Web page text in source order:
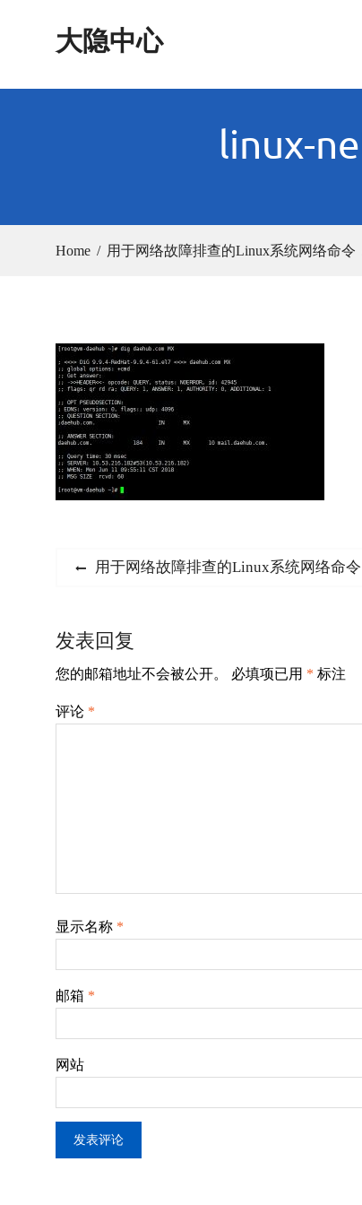
大隐中心
linux-
Home 用于网络故障排查的Linux系统网络命令
文
导
航
Previous
用于网络故障排查的Linux系统网络命令
发表回复
您的邮箱地址不会被公开。 必填项已用 * 标注
评论 *
显示名称 *
邮箱 *
网站